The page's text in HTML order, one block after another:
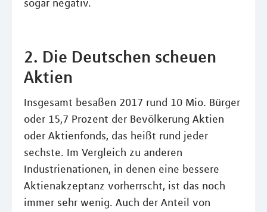
sogar negativ.
2. Die Deutschen scheuen
Aktien
Insgesamt besaßen 2017 rund 10 Mio. Bürger
oder 15,7 Prozent der Bevölkerung Aktien
oder Aktienfonds, das heißt rund jeder
sechste. Im Vergleich zu anderen
Industrienationen, in denen eine bessere
Aktienakzeptanz vorherrscht, ist das noch
immer sehr wenig. Auch der Anteil von